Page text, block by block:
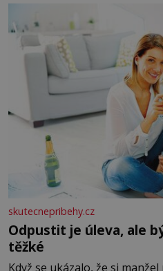
lžíci citronové šťávy ✿ ½
skutecnepribehy.cz
Odpustit je úleva, ale
těžké
Když se ukázalo, že si